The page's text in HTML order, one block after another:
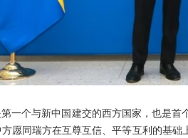
一个与新中国建交的西方国家，也是
愿同瑞方在互尊互信、平等互利的基